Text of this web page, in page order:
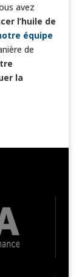
avez
l’huile de
équipe
de
la